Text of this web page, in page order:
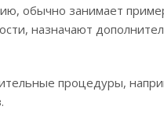
обычно занимает
назначают
процедуры,